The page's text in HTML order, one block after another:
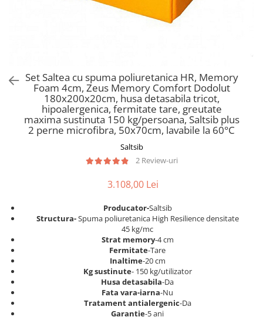
Saltele Memory Pocket
Saltele cu plasa arcuri
Saltele cu spuma
Saltele cu spuma
Saltele cu spuma poliuretanica
Saltele 160x200
Top saltele
Top saltele 5 cm
Top saltele 10 cm
Top saltele memory 5 cm
Top saltele MemoHR 6.5 cm
Scaune pentru living
Seturi comode living si vitrine
Mobila living
Comode living
Dulap birou
Scaune pentru birou
Scaune pentru vizitatori
Scaune manager
Mese bucatarie
Scaune birou copii
Scaune resigilate
Scaune gradinita
Scaune conferinta
Set Saltea cu spuma poliuretanica HR, Memory
Foam 4cm, Zeus Memory Comfort Dodolut
180x200x20cm, husa detasabila tricot,
hipoalergenica, fermitate tare, greutate
maxima sustinuta 150 kg/persoana, Saltsib plus
2 perne microfibra, 50x70cm, lavabile la 60°C
Saltsib
2 Review-uri
3.108,00 Lei
Producator-Saltsib
Structura-Spuma poliuretanica High Resilience densitate
45 kg/mc
Strat memory-4 cm
Fermitate-Tare
Inaltime-20 cm
Kg sustinute- 150 kg/utilizator
Husa detasabila-Da
Fata vara-iarna-Nu
Tratament antialergenic-Da
Garantie-5 ani